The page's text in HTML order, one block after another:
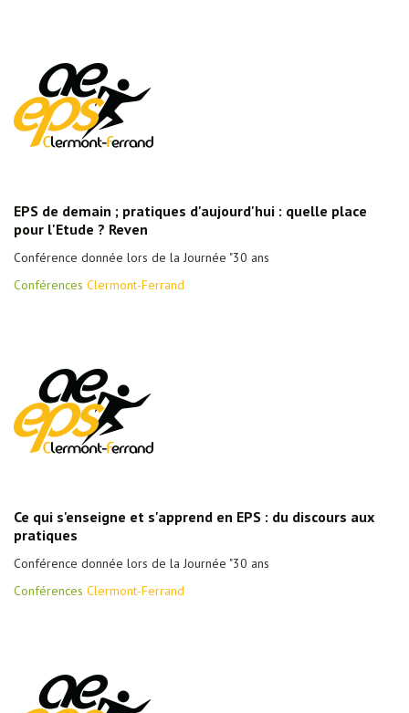
EPS de demain ; pratiques d'aujourd'hui : quelle place
pour l'Etude ? Reven
Conférence donnée lors de la Journée "30 ans
Conférences Clermont-Ferrand
Ce qui s'enseigne et s'apprend en EPS : du discours aux
pratiques
Conférence donnée lors de la Journée "30 ans
Conférences Clermont-Ferrand